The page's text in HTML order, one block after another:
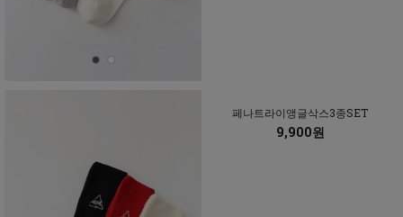
페나트라이앵글삭스3종SET
9,900원